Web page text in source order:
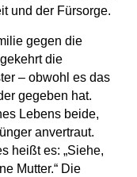
und der Fürsorge.
gegen die
die
– obwohl es das
gegeben hat.
Lebens beide,
anvertraut.
heißt es: „Siehe,
Mutter.“ Die